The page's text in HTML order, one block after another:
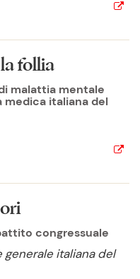
follia
malattia mentale
italiana del
congressuale
generale italiana del